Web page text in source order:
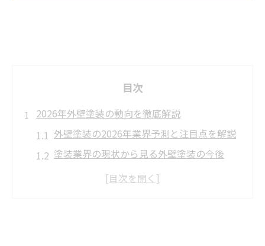
目次
2026年外壁塗装の動向を徹底解説
外壁塗装の2026年業界予測と注目点を解説
塗装業界の現状から見る外壁塗装の今後
外壁塗装の市場規模と動向の変化を分析